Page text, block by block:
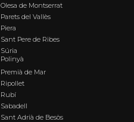
Olesa de Montserrat
Parets del Vallès
Piera
Sant Pere de Ribes
Súria
Polinyà
Premià de Mar
Ripollet
Rubí
Sabadell
Sant Adrià de Besòs